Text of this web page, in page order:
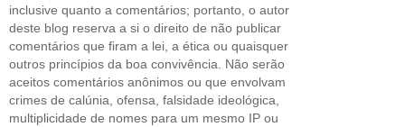
inclusive quanto a comentários; portanto, o autor
deste blog reserva a si o direito de não publicar
comentários que firam a lei, a ética ou quaisquer
outros princípios da boa convivência. Não serão
aceitos comentários anônimos ou que envolvam
crimes de calúnia, ofensa, falsidade ideológica,
multiplicidade de nomes para um mesmo IP ou